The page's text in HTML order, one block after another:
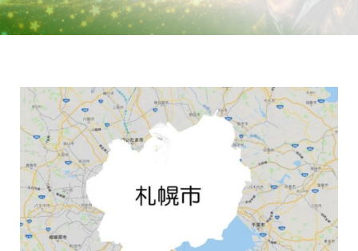
ご予約について
当日の過ごし方
保育所のご案内
ボヤキ100%